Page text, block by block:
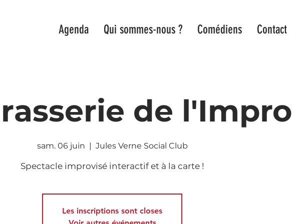
Agenda Qui sommes-nous ? Comédiens Contact
de l'Impro
sam. 06 juin
  |
Jules Verne Social Club
Spectacle improvisé interactif et à la carte !
Les inscriptions sont closes